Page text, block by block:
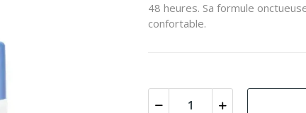
48 heures. Sa formule
confortable.